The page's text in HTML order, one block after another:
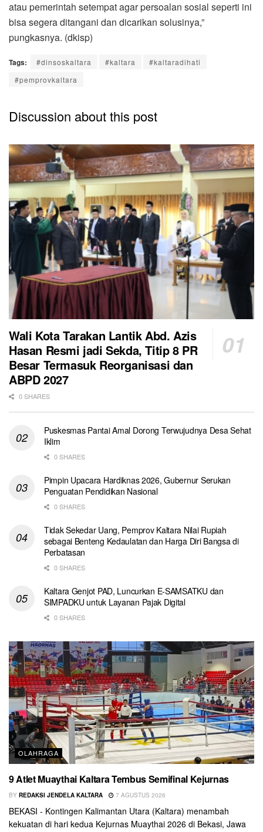
atau pemerintah setempat agar persoalan sosial seperti ini
bisa segera ditangani dan dicarikan solusinya,”
pungkasnya. (dkisp)
Tags: #dinsoskaltara #kaltara
#kaltaradihati
#pemprovkaltara
Discussion about this post
Wali Kota Tarakan Lantik Abd. Azis
Hasan Resmi jadi Sekda, Titip 8 PR
Besar Termasuk Reorganisasi dan
ABPD 2027
0 SHARES
Puskesmas Pantai Amal Dorong Terwujudnya Desa Sehat
Iklim
0 SHARES
Pimpin Upacara Hardiknas 2026, Gubernur Serukan
Penguatan Pendidikan Nasional
0 SHARES
Tidak Sekedar Uang, Pemprov Kaltara Nilai Rupiah
sebagai Benteng Kedaulatan dan Harga Diri Bangsa di
Perbatasan
0 SHARES
Kaltara Genjot PAD, Luncurkan E-SAMSATKU dan
SIMPADKU untuk Layanan Pajak Digital
0 SHARES
OLAHRAGA
9 Atlet Muaythai Kaltara Tembus Semifinal Kejurnas
BY REDAKSI JENDELA KALTARA 7 AGUSTUS 2026
BEKASI - Kontingen Kalimantan Utara (Kaltara) menambah
kekuatan di hari kedua Kejurnas Muaythai 2026 di Bekasi, Jawa